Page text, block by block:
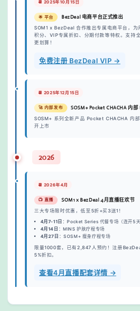
📆 2025年10月15日
🌟 平台 BezDeal 电商平台正式推出
SOM1 x BezDeal 合作推出专属电商平台，为
积分、VIP专属折扣、分期付款等特权。支持
更划算！
免费注册 BezDeal VIP →
📆 2025年12月15日
🚀 内部发布 SOSM+ Pocket CHACHA 内部
SOSM+ 系列全新产品 Pocket CHACHA 内
开上市
2026
📆 2026年4月
📺 直播 SOM1 x BezDeal 4月直播狂欢节
三大专场限时优惠，低至5折+买3送1！
4月7-11日 ：Pocket Series 代餐专场（连开5天
4月14日 ：MINS 护肤疗程专场
4月27日 ：SOSM+ 瘦身疗程专场
限量1000套，已有2,847人预约！注册
5%折扣。
查看4月直播配套详情 →